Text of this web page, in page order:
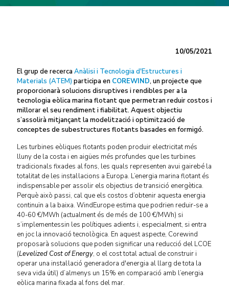
10/05/2021
El grup de recerca Anàlisi i Tecnologia d'Estructures i
Materials (ATEM) participa en COREWIND, un projecte que
proporcionarà solucions disruptives i rendibles per a la
tecnologia eòlica marina flotant que permetran reduir costos i
millorar el seu rendiment i fiabilitat. Aquest objectiu
s’assolirà mitjançant la modelització i optimització de
conceptes de subestructures flotants basades en formigó.
Les turbines eòliques flotants poden produir electricitat més
lluny de la costa i en aigües més profundes que les turbines
tradicionals fixades al fons, les quals representen avui gairebé la
totalitat de les instal·lacions a Europa. L’energia marina flotant és
indispensable per assolir els objectius de transició energètica.
Perquè això passi, cal que els costos d’obtenir aquesta energia
continuïn a la baixa. WindEurope estima que podrien reduir-se a
40-60 €/MWh (actualment és de més de 100 €/MWh) si
s’implementessin les polítiques adients i, especialment, si entra
en joc la innovació tecnològica. En aquest aspecte, Corewind
proposarà solucions que poden significar una reducció del LCOE
(Levelized Cost of Energy, o el cost total actual de construir i
operar una instal·lació generadora d'energia al llarg de tota la
seva vida útil) d’almenys un 15% en comparació amb l’energia
eòlica marina fixada al fons del mar.